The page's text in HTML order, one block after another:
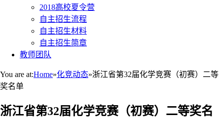
2018高校夏令营
自主招生流程
自主招生材料
自主招生简章
教师团队
You are at:Home»化竞动态»浙江省第32届化学竞赛（初赛）二等
奖名单
浙江省第32届化学竞赛（初赛）二等奖名